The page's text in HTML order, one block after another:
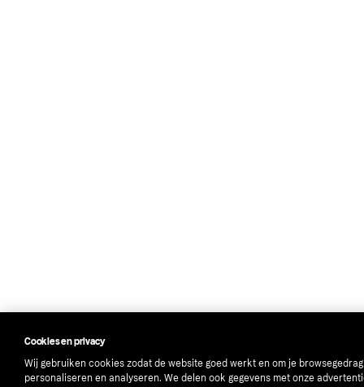
Cookies en privacy
Wij gebruiken cookies zodat de website goed werkt en om je
personaliseren en analyseren. We delen ook gegevens met onze